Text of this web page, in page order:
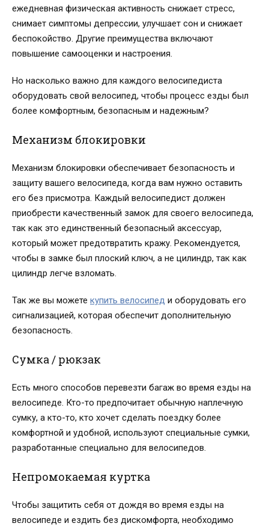
ежедневная физическая активность снижает стресс,
снимает симптомы депрессии, улучшает сон и снижает
беспокойство. Другие преимущества включают
повышение самооценки и настроения.
Но насколько важно для каждого велосипедиста
оборудовать свой велосипед, чтобы процесс езды был
более комфортным, безопасным и надежным?
Механизм блокировки
Механизм блокировки обеспечивает безопасность и
защиту вашего велосипеда, когда вам нужно оставить
его без присмотра. Каждый велосипедист должен
приобрести качественный замок для своего велосипеда,
так как это единственный безопасный аксессуар,
который может предотвратить кражу. Рекомендуется,
чтобы в замке был плоский ключ, а не цилиндр, так как
цилиндр легче взломать.
Так же вы можете купить велосипед и оборудовать его
сигнализацией, которая обеспечит дополнительную
безопасность.
Сумка / рюкзак
Есть много способов перевезти багаж во время езды на
велосипеде. Кто-то предпочитает обычную наплечную
сумку, а кто-то, кто хочет сделать поездку более
комфортной и удобной, используют специальные сумки,
разработанные специально для велосипедов.
Непромокаемая куртка
Чтобы защитить себя от дождя во время езды на
велосипеде и ездить без дискомфорта, необходимо